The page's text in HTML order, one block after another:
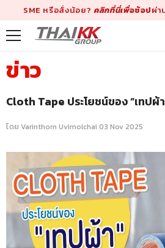
ข้ามไปที่เนื้อหา
SME หรือสั่งน้อย? คลิกที่นี่เพื่อช้อปผ่า
ข่าว
Cloth Tape ประโยชน์ของ “เทป
โดย Varinthorn Uvimolchai 03 Nov 2025